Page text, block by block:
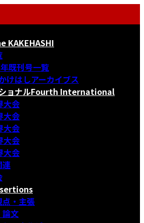
KAKEHASHI
既刊号一覧
けはしアーカイブス
ョナルFourth International
大会
大会
大会
大会
大会
連
・主張
論文